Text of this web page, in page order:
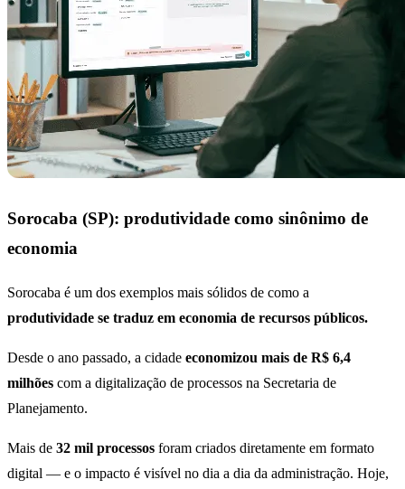
Sorocaba (SP): produtividade como sinônimo de
economia
Sorocaba é um dos exemplos mais sólidos de como a
produtividade se traduz em economia de recursos públicos.
Desde o ano passado, a cidade economizou mais de R$ 6,4
milhões com a digitalização de processos na Secretaria de
Planejamento.
Mais de 32 mil processos foram criados diretamente em formato
digital — e o impacto é visível no dia a dia da administração. Hoje,